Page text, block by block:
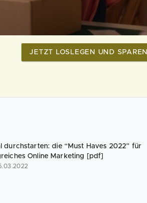
JETZT LOSLEGEN UND SPAREN
durchstarten: die “Must Haves 2022” für
Online Marketing [pdf]